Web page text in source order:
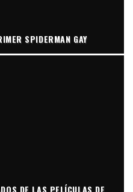
SPIDERMAN GAY
DE LAS PELÍCULAS DE